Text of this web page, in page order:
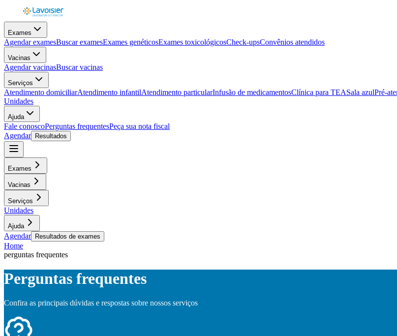
Exames
Agendar examesBuscar examesExames genéticosExames toxicológicosCheck-upsConvênios atendidos
Vacinas
Agendar vacinasBuscar vacinas
Serviços
Atendimento domiciliarAtendimento infantilAtendimento particularInfusão de medicamentosClínica para TEASala azulPré-
Unidades
Ajuda
Fale conoscoPerguntas frequentesPeça sua nota fiscal
Agendar
Resultados
Exames
Vacinas
Serviços
Unidades
Ajuda
Agendar Resultados de exames
Home
perguntas frequentes
Perguntas frequentes
Confira as principais dúvidas e respostas sobre nossos serviços